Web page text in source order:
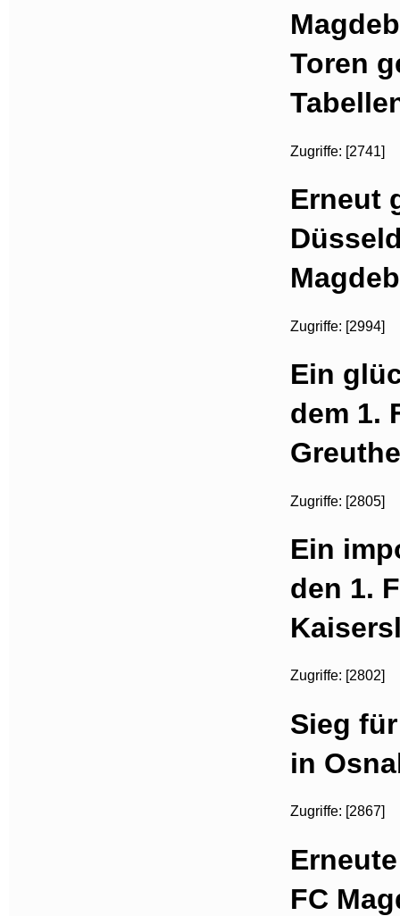
Toren
Zugriffe: [2741]
Erneut
Zugriffe: [2994]
Ein
dem 1.
Zugriffe: [2805]
Ein
den 1.
Zugriffe: [2802]
Sieg
in
Zugriffe: [2867]
FC